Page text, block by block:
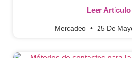
Leer Artículo
Mercadeo 25 De